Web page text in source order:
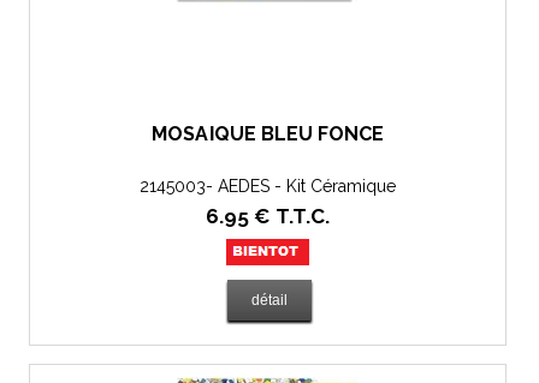
MOSAÏQUE BLEU FONCÉ
2145003- AEDES - Kit Céramique
6.95 € T.T.C.